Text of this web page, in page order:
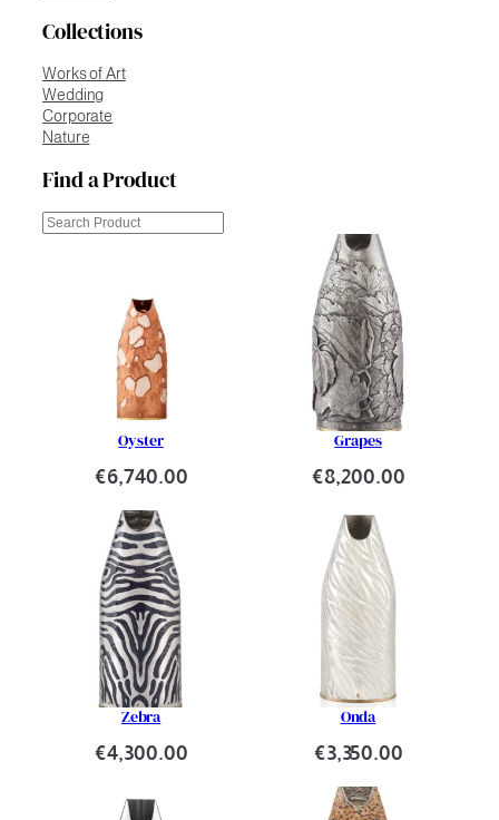
Collections
Works of Art
Wedding
Corporate
Nature
Find a Product
Cerca
Oyster
€6,740.00
Grapes
€8,200.00
Zebra
€4,300.00
Onda
€3,350.00